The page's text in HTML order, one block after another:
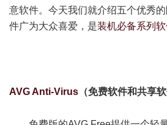
意软件。今天我们就介绍五个优秀
件广为大众喜爱，是装机必备系列
AVG Anti-Virus （免费软件和共享软